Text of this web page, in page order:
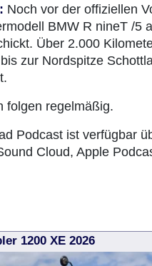
Noch vor der offiziellen
BMW R nineT /5
Über 2.000
zur Nordspitze
folgen regelmäßig.
Podcast ist verfügbar
Cloud, Apple
1200 XE 2026